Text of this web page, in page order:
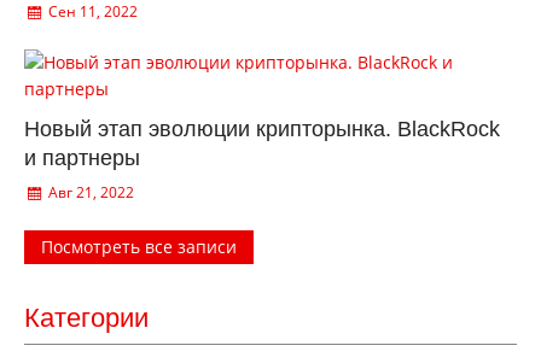
Сен 11, 2022
Новый этап эволюции крипторынка. BlackRock
и партнеры
Авг 21, 2022
Посмотреть все записи
Категории